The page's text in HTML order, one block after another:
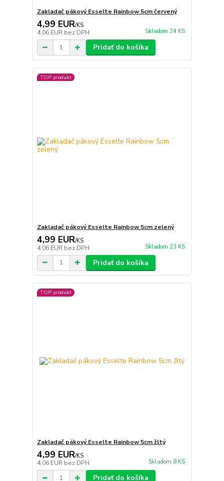
Zakladač pákový Esselte Rainbow 5cm červený
4,99 EUR/KS
4,06 EUR bez DPH Skladom 24 KS
Pridať do košíka
TOP produkt
Zakladač pákový Esselte Rainbow 5cm zelený
4,99 EUR/KS
4,06 EUR bez DPH Skladom 23 KS
Pridať do košíka
TOP produkt
Zakladač pákový Esselte Rainbow 5cm žltý
4,99 EUR/KS
4,06 EUR bez DPH Skladom 8 KS
Pridať do košíka